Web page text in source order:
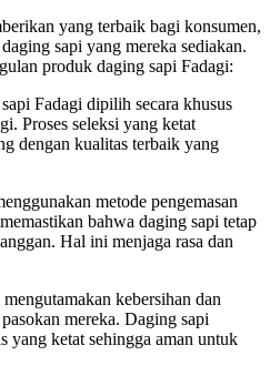
yang terbaik bagi konsumen,
sapi yang mereka sediakan.
produk daging sapi Fadagi:
Fadagi dipilih secara khusus
Proses seleksi yang ketat
dengan kualitas terbaik yang
metode pengemasan
bahwa daging sapi tetap
Hal ini menjaga rasa dan
kebersihan dan
mereka. Daging sapi
yang ketat sehingga aman untuk